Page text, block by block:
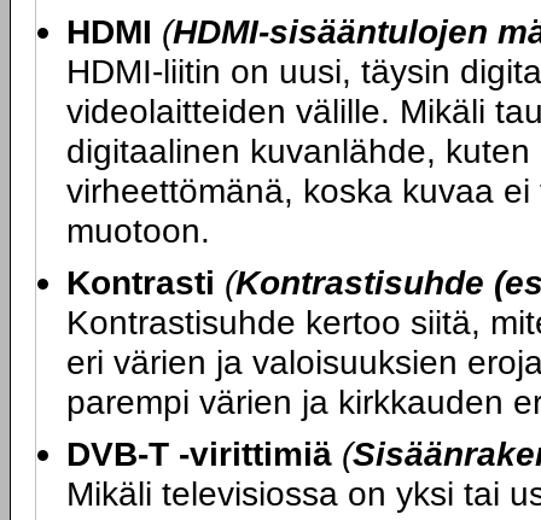
HDMI (HDMI-sisääntulojen
HDMI-liitin on uusi, täysin
videolaitteiden välille. Mikäli
digitaalinen kuvanlähde,
virheettömänä, koska kuvaa
muotoon.
Kontrasti (Kontrastisuhde
Kontrastisuhde kertoo siitä,
eri värien ja valoisuuksien
parempi värien ja kirkkauden
DVB-T -virittimiä (
Mikäli televisiossa on yksi tai